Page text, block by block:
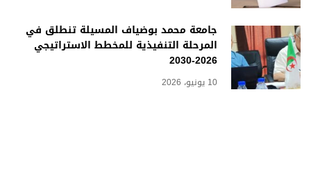
جامعة محمد بوضياف المسيلة تنطلق في
المرحلة التنفيذية للمخطط الاستراتيجي
2026-2030
10 يونيو، 2026